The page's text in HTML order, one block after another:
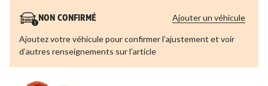
NON CONFIRMÉ
Ajoutez votre véhicule pour confirmer l’ajustement et voir
d’autres renseignements sur l’article
Ajouter un véhicule